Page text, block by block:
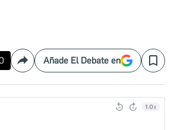
CompartirAñade El Debate en Save